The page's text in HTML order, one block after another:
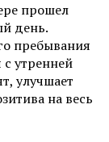
прошел
день.
пребывания
утренней
улучшает
на весь